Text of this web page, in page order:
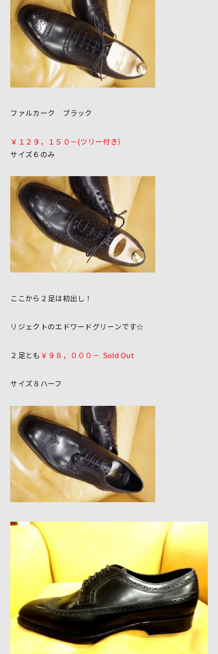
ファルカーク ブラック
￥１２９，１５０－(ツリー付き）
サイズ６のみ
ここから２足は初出し！
リジェクトのエドワードグリーンです☆
２足とも ￥９８，０００－ Sold Out
サイズ８ハーフ